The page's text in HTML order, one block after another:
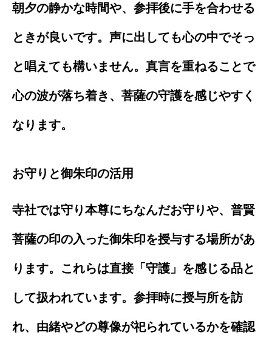
朝夕の静かな時間や、参拝後に手を合わせる
ときが良いです。声に出しても心の中でそっ
と唱えても構いません。真言を重ねることで
心の波が落ち着き、菩薩の守護を感じやすく
なります。
お守りと御朱印の活用
寺社では守り本尊にちなんだお守りや、普賢
菩薩の印の入った御朱印を授与する場所があ
ります。これらは直接「守護」を感じる品と
して扱われています。参拝時に授与所を訪
れ、由緒やどの尊像が祀られているかを確認